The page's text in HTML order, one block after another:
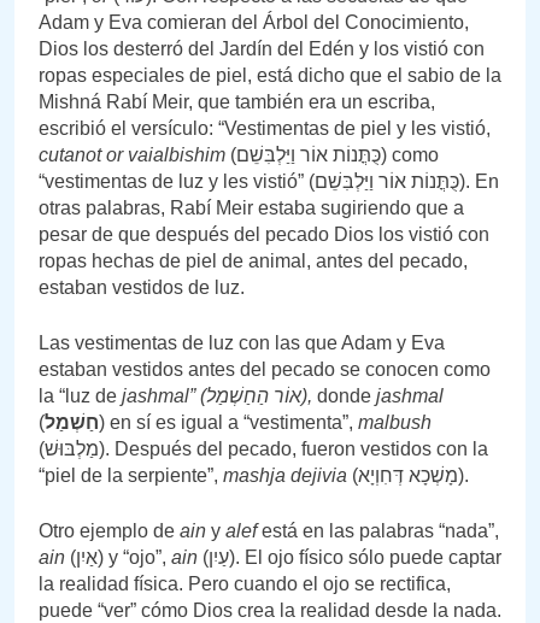
Adam y Eva comieran del Árbol del Conocimiento,
Dios los desterró del Jardín del Edén y los vistió con
ropas especiales de piel, está dicho que el sabio de la
Mishná Rabí Meir, que también era un escriba,
escribió el versículo: “Vestimentas de piel y les vistió,
cutanot or vaialbishim (כֻּתֳּנוֹת אוֹר וַיַּלְבִּשֵׁם) como
“vestimentas de luz y les vistió” (כֻּתֳּנוֹת אוֹר וַיַּלְבִּשֵׁם). En
otras palabras, Rabí Meir estaba sugiriendo que a
pesar de que después del pecado Dios los vistió con
ropas hechas de piel de animal, antes del pecado,
estaban vestidos de luz.
Las vestimentas de luz con las que Adam y Eva
estaban vestidos antes del pecado se conocen como
la “luz de jashmal” ( אוֹר הַחַשְׁמַל ), donde jashmal
(חַשְׁמַל) en sí es igual a “vestimenta”, malbush
(מַלְבּוּשׁ). Después del pecado, fueron vestidos con la
“piel de la serpiente”, mashja dejivia (מָשְׁכָא דְּחִוְיָא).
Otro ejemplo de ain y alefestá en las palabras “nada”,
ain
(אַיִן) y “ojo”, ain (עַיִן). El ojo físico sólo puede captar
la realidad física. Pero cuando el ojo se rectifica,
puede “ver” cómo Dios crea la realidad desde la nada.